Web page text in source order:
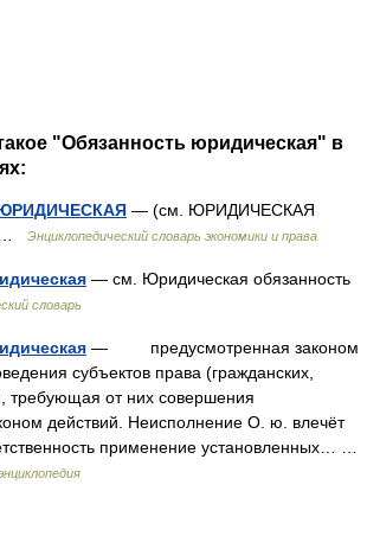
"Обязанность юридическая" в
— (см. ЮРИДИЧЕСКАЯ
…
Энциклопедический словарь экономики и права
— см. Юридическая обязанность
словарь
— предусмотренная законом
субъектов права (гражданских,
требующая от них совершения
действий. Неисполнение О. ю. влечёт
применение установленных… …